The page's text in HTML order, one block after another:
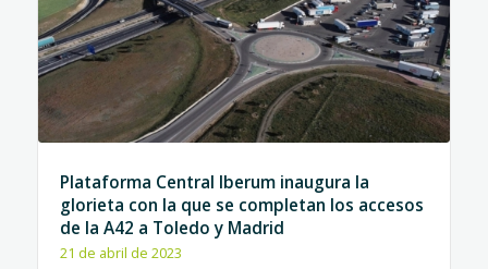
Plataforma Central Iberum inaugura la
glorieta con la que se completan los accesos
de la A42 a Toledo y Madrid
21 de abril de 2023